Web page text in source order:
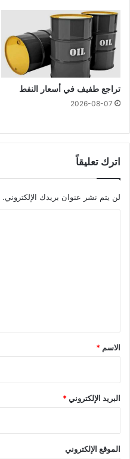
تراجع طفيف في أسعار النفط
2026-08-07
اترك تعليقاً
لن يتم نشر عنوان بريدك الإلكتروني.
*
الاسم *
البريد الإلكتروني*
الموقع الإلكتروني